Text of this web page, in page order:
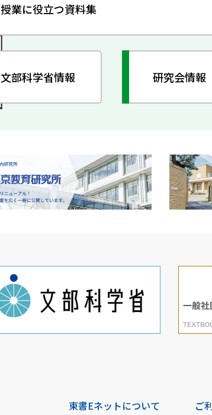
授業に役立つ資料集
文部科学省情報 研究会情報
東書Eネットについて ご